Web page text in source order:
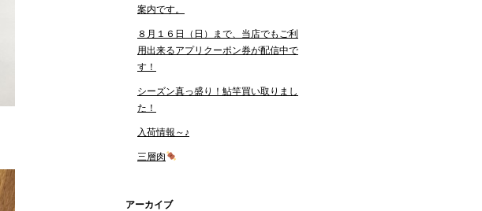
案内です。
８月１６日（日）まで、当店でもご利
用出来るアプリクーポン券が配信中で
す！
シーズン真っ盛り！鮎竿買い取りまし
た！
入荷情報～♪
三層肉
アーカイブ